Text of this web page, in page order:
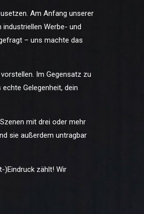
Am Anfang unserer
Werbe- und
– uns machte das
Im Gegensatz zu
Gelegenheit, dein
mit drei oder mehr
sie außerdem untragbar
)Eindruck zählt! Wir